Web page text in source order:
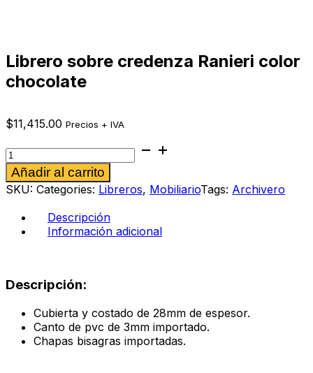
Librero sobre credenza Ranieri color
chocolate
$11,415.00 Precios + IVA
Librero
sobre
credenza
Ranieri
color
cantidad
Añadir al carrito
SKU: Categories: Libreros, MobiliarioTags: Archivero
Descripción
Información adicional
Descripción:
Cubierta y costado de 28mm de espesor.
Canto de pvc de 3mm importado.
Chapas bisagras importadas.